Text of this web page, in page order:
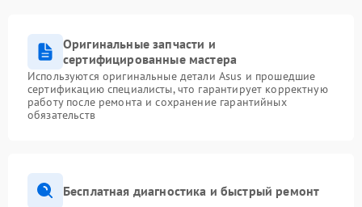
Оригинальные запчасти и
сертифицированные мастера
Используются оригинальные детали Asus и прошедшие
сертификацию специалисты, что гарантирует корректную
работу после ремонта и сохранение гарантийных
обязательств
Бесплатная диагностика и быстрый ремонт